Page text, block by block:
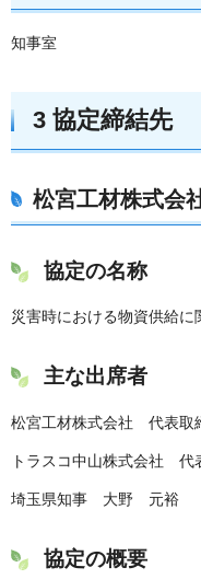
知事室
3 協定締結先
松宮工材株式会
協定の名称
災害時における物資供給に
主な出席者
松宮工材株式会社 代表
トラスコ中山株式会社
埼玉県知事 大野 元裕
協定の概要